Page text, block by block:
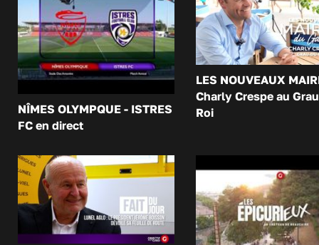
NÎMES OLYMPQUE - ISTRES
FC en direct
LES NOUVEAUX
Charly Crespe au
Roi